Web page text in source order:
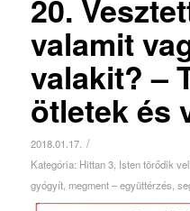
20.
valamit
valakit? –
ötletek és
2018.01.17. /
Kategória: Hittan 3, Isten törődik
gyógyít, megment – együttérzés,